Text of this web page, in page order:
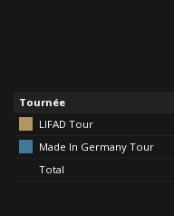
Tournée
LIFAD Tour
Made In Germany Tour
Total